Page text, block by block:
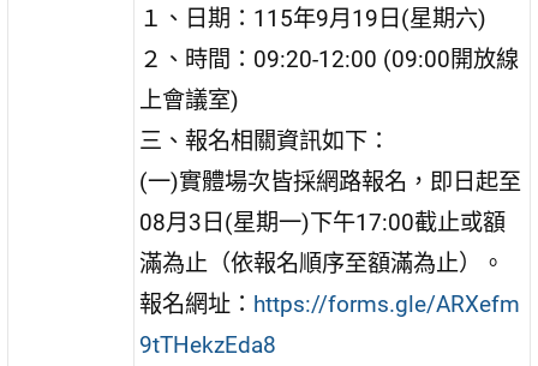
１、日期：115年9月19日(星期六)
２、時間：09:20-12:00 (09:00開放線
上會議室)
三、報名相關資訊如下：
(一)實體場次皆採網路報名，即日起至
08月3日(星期一)下午17:00截止或額
滿為止（依報名順序至額滿為止）。
報名網址： https://forms.gle/ARXefm
9tTHekzEda8